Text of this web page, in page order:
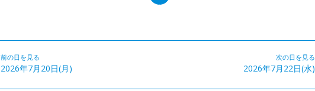
前の日を見る
2026年7月20日(月)
次の日を見る
2026年7月22日(水)